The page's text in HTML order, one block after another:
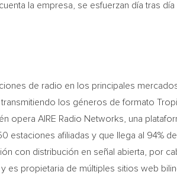
la empresa, se esfuerzan día tras
de radio en los principales
, transmitiendo los géneros de formato
opera AIRE Radio Networks, una
afiliadas y que llega al 94%
con distribución en señal abierta, por
es propietaria de múltiples sitios web